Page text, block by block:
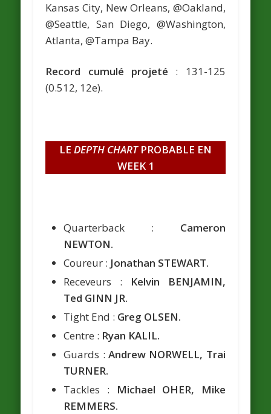
Kansas City, New Orleans, @Oakland,
@Seattle, San Diego, @Washington,
Atlanta, @Tampa Bay.
Record cumulé projeté : 131-125
(0.512, 12e).
LE DEPTH CHARTPROBABLE EN
WEEK 1
Quarterback : Cameron
NEWTON.
Coureur : Jonathan STEWART.
Receveurs : Kelvin BENJAMIN,
Ted GINN JR.
Tight End : Greg OLSEN.
Centre : Ryan KALIL.
Guards : Andrew NORWELL, Trai
TURNER.
Tackles :
Michael OHER, Mike
REMMERS.